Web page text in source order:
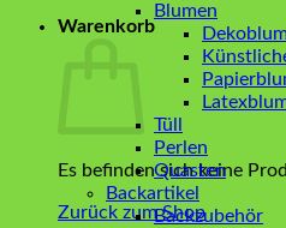
Warenkorb
Es befinden sich keine
Zurück zum Shop
Blumen
Tüll
Perlen
Quasten
Backartikel
Backzubehör